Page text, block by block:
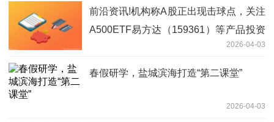
前沿资讯!机构称A股正出现击球点，关注
A500ETF易方达（159361）等产品投资
2026-04-03
春假研学，盐城滨海打造“第二课堂”
2026-04-03